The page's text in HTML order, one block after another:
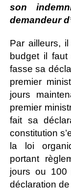
son
demandeur
Par ailleurs,
budget il faut
fasse sa
premier
jours
premier
fait sa
constitution
la loi
portant
jours ou 100
déclaration